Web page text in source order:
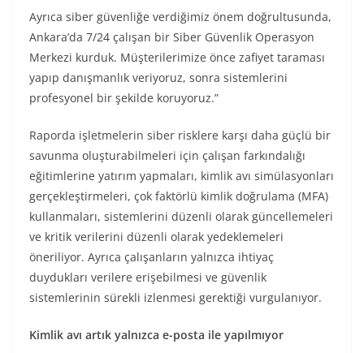
Ayrıca siber güvenliğe verdiğimiz önem doğrultusunda,
Ankara’da 7/24 çalışan bir Siber Güvenlik Operasyon
Merkezi kurduk. Müşterilerimize önce zafiyet taraması
yapıp danışmanlık veriyoruz, sonra sistemlerini
profesyonel bir şekilde koruyoruz.”
Raporda işletmelerin siber risklere karşı daha güçlü bir
savunma oluşturabilmeleri için çalışan farkındalığı
eğitimlerine yatırım yapmaları, kimlik avı simülasyonları
gerçekleştirmeleri, çok faktörlü kimlik doğrulama (MFA)
kullanmaları, sistemlerini düzenli olarak güncellemeleri
ve kritik verilerini düzenli olarak yedeklemeleri
öneriliyor. Ayrıca çalışanların yalnızca ihtiyaç
duydukları verilere erişebilmesi ve güvenlik
sistemlerinin sürekli izlenmesi gerektiği vurgulanıyor.
Kimlik avı artık yalnızca e-posta ile yapılmıyor